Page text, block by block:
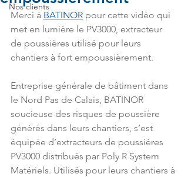
Nos clients
Merci à BATINOR pour cette vidéo qui
met en lumière le PV3000, extracteur
de poussières utilisé pour leurs
chantiers à fort empoussièrement.
Entreprise générale de bâtiment dans
le Nord Pas de Calais, BATINOR
soucieuse des risques de poussière
générés dans leurs chantiers, s’est
équipée d’extracteurs de poussières
PV3000 distribués par Poly R System
Matériels. Utilisés pour leurs chantiers à